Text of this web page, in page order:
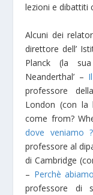
lezioni e dibattiti
Alcuni dei
direttore dell’
Planck (la
Neanderthal’ –
professore
London (con la
come from?
dove veniamo
professore al
di Cambridge
– Perchè
professore di